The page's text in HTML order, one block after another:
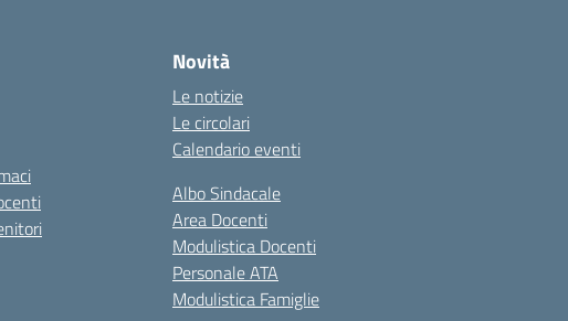
Novità
Le notizie
Le circolari
Calendario eventi
Albo Sindacale
Area Docenti
Modulistica Docenti
Personale ATA
Modulistica Famiglie